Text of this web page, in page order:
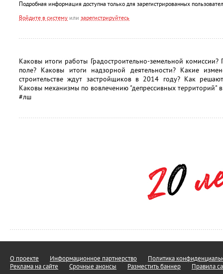
Подробная информация доступна только для зарегистрированных
Войдите в систему или зарегистрируйтесь
Каковы итоги работы Градостроительно-земельной
поле? Каковы итоги надзорной деятельности? Какие
строительстве ждут застройщиков в 2014 году? Как
Каковы механизмы по вовлечению "депрессивных территорий"
#лш
О проекте Информационное партнерство
Политика
Реклама на сайте
Срочные анонсы Разместить баннер Правила